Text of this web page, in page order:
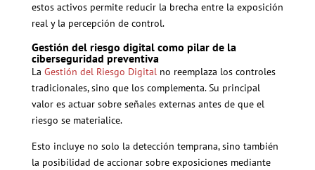
estos activos permite reducir la brecha entre la exposición
real y la percepción de control.
Gestión del riesgo digital como pilar de la
ciberseguridad preventiva
La Gestión del Riesgo Digital no reemplaza los controles
tradicionales, sino que los complementa. Su principal
valor es actuar sobre señales externas antes de que el
riesgo se materialice.
Esto incluye no solo la detección temprana, sino también
la posibilidad de accionar sobre exposiciones mediante